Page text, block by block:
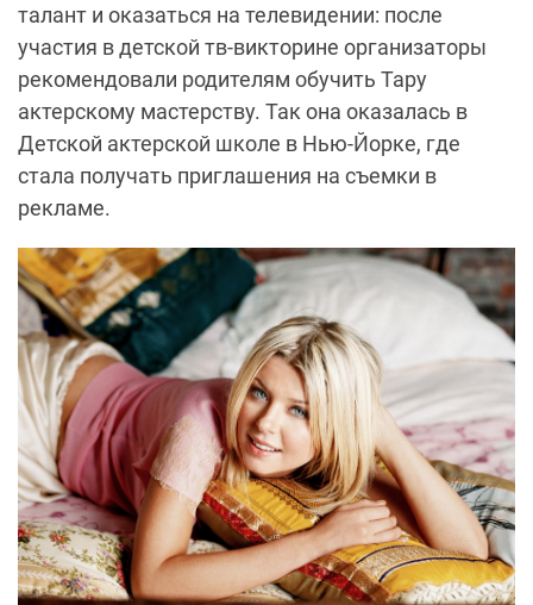
талант и оказаться на телевидении: после
участия в детской тв-викторине организаторы
рекомендовали родителям обучить Тару
актерскому мастерству. Так она оказалась в
Детской актерской школе в Нью-Йорке, где
стала получать приглашения на съемки в
рекламе.